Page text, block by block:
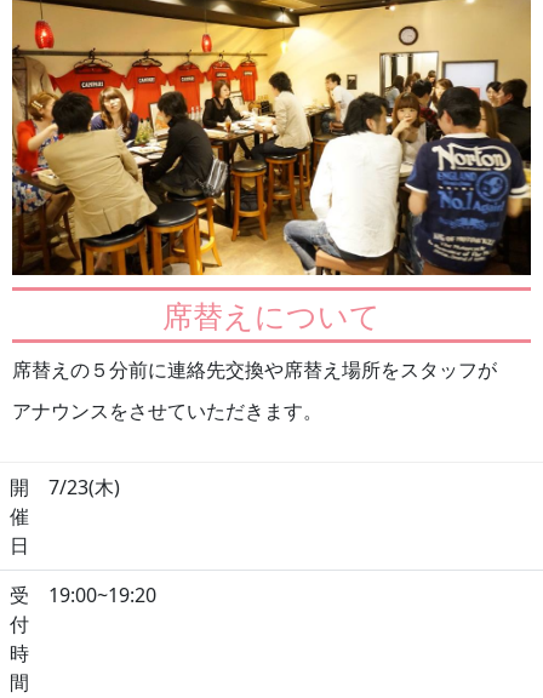
席替えについて
席替えの５分前に連絡先交換や席替え場所をスタッフが
アナウンスをさせていただきます。
開
催
日
7/23(木)
受
付
時
間
19:00~19:20